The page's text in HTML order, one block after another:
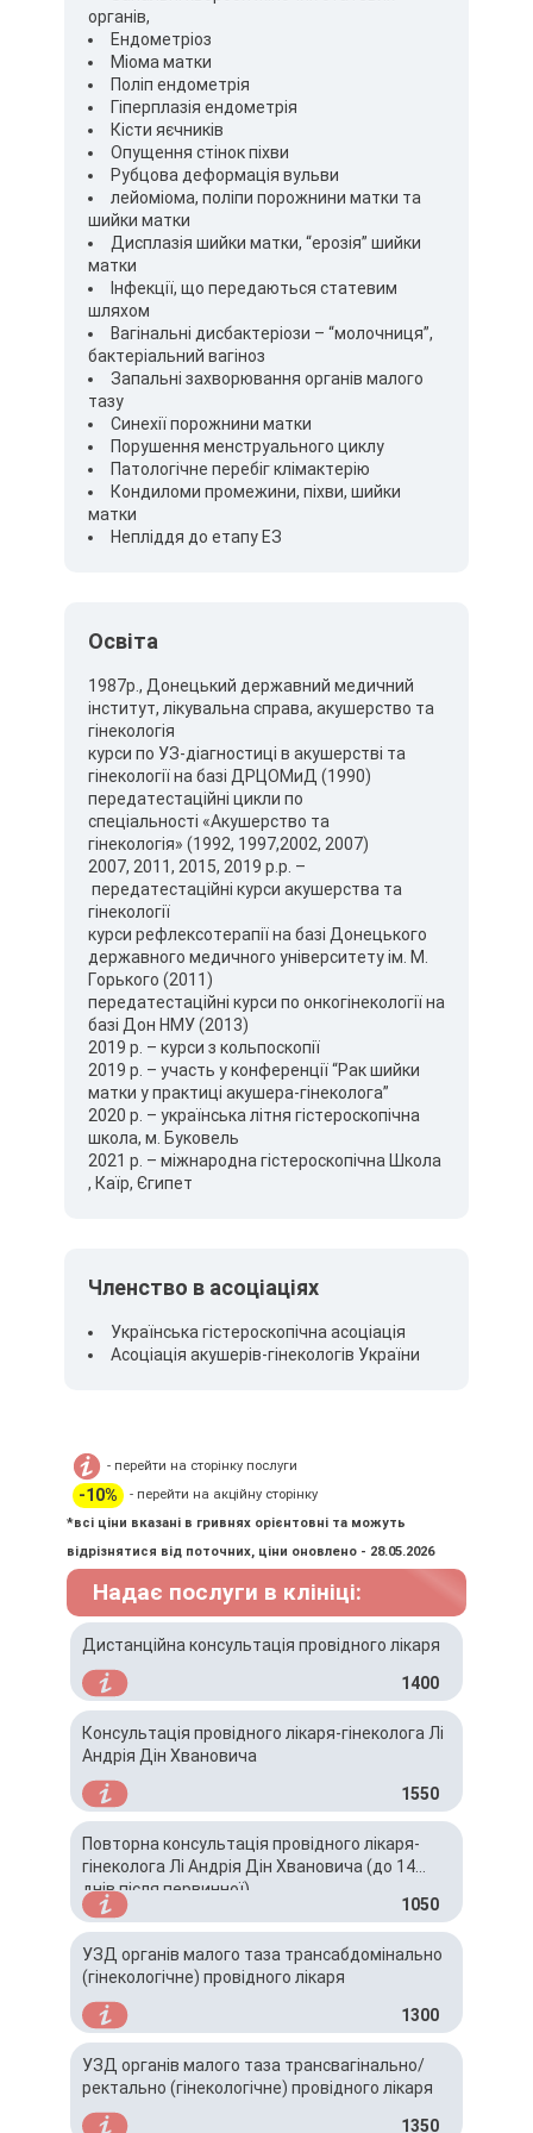
підхід до кожної пацієнтки, враховуючи її стан здоров’я,
результати діагностики та особливості організму. Лікування може
включати медикаментозну терапію, спостереження,
профілактичні рекомендації або хірургічні методи. Головною
метою терапії є не лише усунення симптомів, а й лікування
причини захворювання та профілактика його повторного
виникнення. Гінекологічні операції в MIRUM Clinic Окремим
напрямком роботи лікаря є проведення гінекологічних операцій.
Завдяки багаторічному досвіду та сучасним медичним
технологіям оперативні втручання проводяться максимально
безпечно та ефективно. Гінекологічна хірургія може бути
необхідною при: кістах яєчників; ендометріозі; доброякісних
новоутвореннях; патологіях ендометрію; інших гінекологічних
захворюваннях, що потребують оперативного лікування. Сучасні
малоінвазивні методики дозволяють скоротити період
відновлення після операції та мінімізувати ризики для пацієнтки.
Ультразвукова діагностика в гінекології MIRUM Clinic Лі Андрій Дін
Хванович також проводить ультразвукову діагностику, що є
важливим інструментом для оцінки стану жіночої репродуктивної
системи. УЗД органів малого таза дозволяє виявити патології на
ранніх етапах та контролювати ефективність лікування.
Ультразвукове дослідження використовується для: діагностики
захворювань матки та яєчників; контролю перебігу лікування;
оцінки стану ендометрію; профілактичних гінекологічних оглядів.
Clinic рекомендована не лише при появі симптомів, а й для
турбують: біль або дискомфорт у нижній частині живота;
порушення менструального циклу; незвичні виділення;
планування вагітності; необхідність профілактичного огляду.
Регулярні огляди у гінеколога допомагають своєчасно виявити
можливі проблеми та підтримувати жіноче здоров’я на високому
органів,
Ендометріоз
Міома матки
Поліп ендометрія
Гіперплазія ендометрія
Кісти яєчників
Опущення стінок піхви
Рубцова деформація вульви
лейоміома, поліпи порожнини матки та
шийки матки
Дисплазія шийки матки, “ерозія” шийки
матки
Інфекції, що передаються статевим
шляхом
Вагінальні дисбактеріози – “молочниця”,
бактеріальний вагіноз
Запальні захворювання органів малого
тазу
Синехії порожнини матки
Порушення менструального циклу
Патологічне перебіг клімактерію
Кондиломи промежини, піхви, шийки
матки
Непліддя до етапу ЕЗ
Освіта
1987р., Донецький державний медичний
інститут, лікувальна справа, акушерство та
гінекологія
курси по УЗ-діагностиці в акушерстві та
гінекології на базі ДРЦОМиД (1990)
передатестаційні цикли по
спеціальності «Акушерство та
гінекологія» (1992, 1997,2002, 2007)
2007, 2011, 2015, 2019 р.р. –
передатестаційні курси акушерства та
гінекології
курси рефлексотерапії на базі Донецького
державного медичного університету ім. М.
Горького (2011)
передатестаційні курси по онкогінекології на
базі Дон НМУ (2013)
2019 р. – курси з кольпоскопії
2019 р. – участь у конференції “Рак шийки
матки у практиці акушера-гінеколога”
2020 р. – українська літня гістероскопічна
школа, м. Буковель
2021 р. – міжнародна гістероскопічна Школа
, Каїр, Єгипет
Членство в асоціаціях
Українська гістероскопічна асоціація
Асоціація акушерів-гінекологів України
- перейти на сторінку послуги
-10%
- перейти на акційну сторінку
*всі ціни вказані в гривнях орієнтовні та можуть
відрізнятися від поточних, ціни оновлено - 28.05.2026
Надає послуги в клініці:
Дистанційна консультація провідного лікаря
1400
Консультація провідного лікаря-гінеколога Лі
Андрія Дін Хвановича
1550
Повторна консультація провідного лікаря-
гінеколога Лі Андрія Дін Хвановича (до 14
днів після первинної)
1050
УЗД органів малого таза трансабдомінально
(гінекологічне) провідного лікаря
1300
УЗД органів малого таза трансвагінально/
ректально (гінекологічне) провідного лікаря
1350